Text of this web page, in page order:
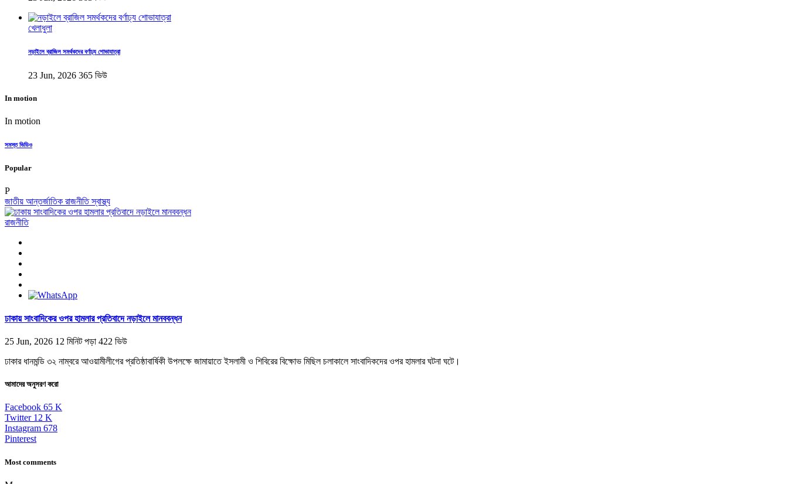
খেলাধুলা
নড়াইলে ব্রাজিল সমর্থকদের বর্ণাঢ্য শোভাযাত্রা
23 Jun, 2026 365 ভিউ
In motion
In motion
সমস্ত ভিডিও
Popular
P
জাতীয় আন্তর্জাতিক রাজনীতিস্বাস্থ্য
রাজনীতি
ঢাকায় সাংবাদিকের ওপর হামলার প্রতিবাদে নড়াইলে মানববন্ধন
25 Jun, 2026 12 মিনিট পড়া 422 ভিউ
ঢাকার ধানমন্ডি ৩২ নাম্বরে আওয়ামীলীগের প্রতিষ্ঠাবার্ষিকী উপলক্ষে জামায়াতে ইসলামী ও শিবিরের বিক্ষোভ মিছিল চলাকালে সাংবাদিকদের ওপর হামলার ঘটনা ঘটে।
আমাদের অনুসরণ করো
Facebook 65 K
Twitter 12 K
Instagram 678
Pinterest
Most comments